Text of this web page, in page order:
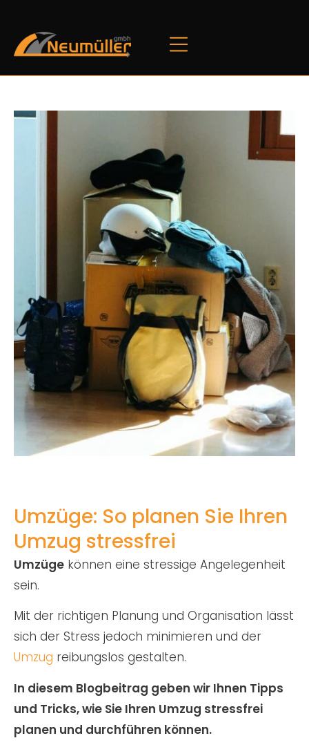
Umzüge: So planen Sie Ihren
Umzug stressfrei
Umzüge können eine stressige Angelegenheit
sein.
Mit der richtigen Planung und Organisation lässt
sich der Stress jedoch minimieren und der
Umzug reibungslos gestalten.
In diesem Blogbeitrag geben wir Ihnen Tipps
und Tricks, wie Sie Ihren Umzug stressfrei
planen und durchführen können.